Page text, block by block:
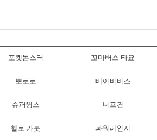
포켓몬스터 꼬마버스 타요
뽀로로 베이비버스
슈퍼윙스 너프건
헬로 카봇 파워레인저